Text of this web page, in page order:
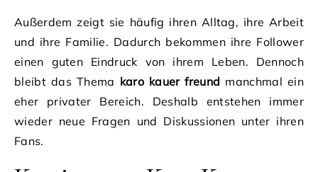
Außerdem zeigt sie häufig ihren Alltag, ihre Arbeit
und ihre Familie. Dadurch bekommen ihre Follower
einen guten Eindruck von ihrem Leben. Dennoch
bleibt das Thema karo kauer freund manchmal ein
eher privater Bereich. Deshalb entstehen immer
wieder neue Fragen und Diskussionen unter ihren
Fans.